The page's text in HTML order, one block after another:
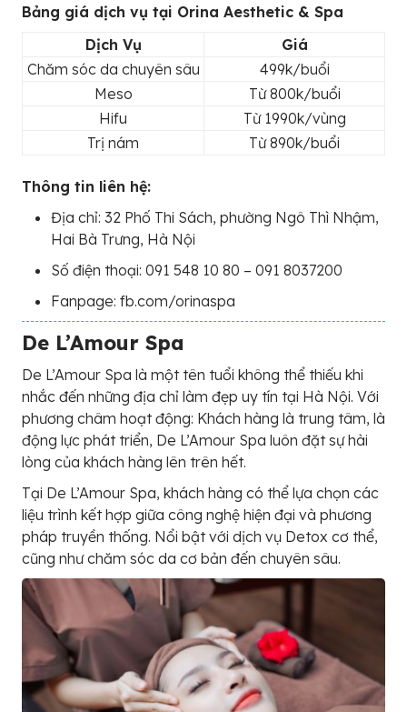
Bảng giá dịch vụ tại Orina Aesthetic & Spa
Dịch Vụ
Giá
Chăm sóc da chuyên sâu
499k/buổi
Meso
Từ 800k/buổi
Hifu
Từ 1990k/vùng
Trị nám
Từ 890k/buổi
Thông tin liên hệ:
Địa chỉ: 32 Phố Thi Sách, phường Ngô Thì Nhậm,
Hai Bà Trưng, Hà Nội
Số điện thoại: 091 548 10 80 – 091 8037200
Fanpage: fb.com/orinaspa
De L’Amour Spa
De L’Amour Spa là một tên tuổi không thể thiếu khi
nhắc đến những địa chỉ làm đẹp uy tín tại Hà Nội. Với
phương châm hoạt động: Khách hàng là trung tâm, là
động lực phát triển, De L’Amour Spa luôn đặt sự hài
lòng của khách hàng lên trên hết.
Tại De L’Amour Spa, khách hàng có thể lựa chọn các
liệu trình kết hợp giữa công nghệ hiện đại và phương
pháp truyền thống. Nổi bật với dịch vụ Detox cơ thể,
cũng như chăm sóc da cơ bản đến chuyên sâu.